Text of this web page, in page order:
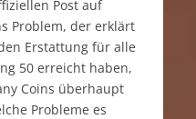
Post auf
Problem, der erklärt
Erstattung für alle
50 erreicht haben,
Coins überhaupt
Probleme es